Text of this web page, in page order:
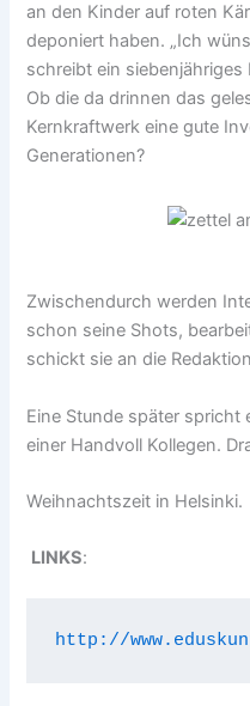
an den Kinder auf roten
deponiert haben. „Ich
schreibt ein
Ob die da drinnen das
Kernkraftwerk eine gute
Generationen?
Zwischendurch werden
schon seine Shots,
schickt sie an die
Eine Stunde später
einer Handvoll Kollegen.
Weihnachtszeit in Helsinki.
LINKS:
http://